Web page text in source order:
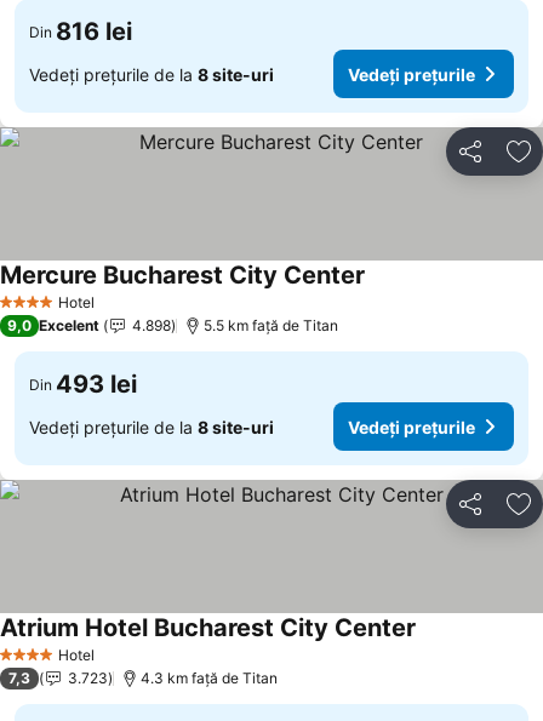
Din 816 lei
Vedeți prețurile de la 8 site-uri Vedeți prețurile
Distribuiți
4 Stele Hotel
Mercure Bucharest City Center
9,0 Excelent 4.898 5.5 km faţă de Titan
Din 493 lei
Vedeți prețurile de la 8 site-uri Vedeți prețurile
Distribuiți
4 Stele Hotel
Atrium Hotel Bucharest City Center
7,3 3.723 4.3 km faţă de Titan